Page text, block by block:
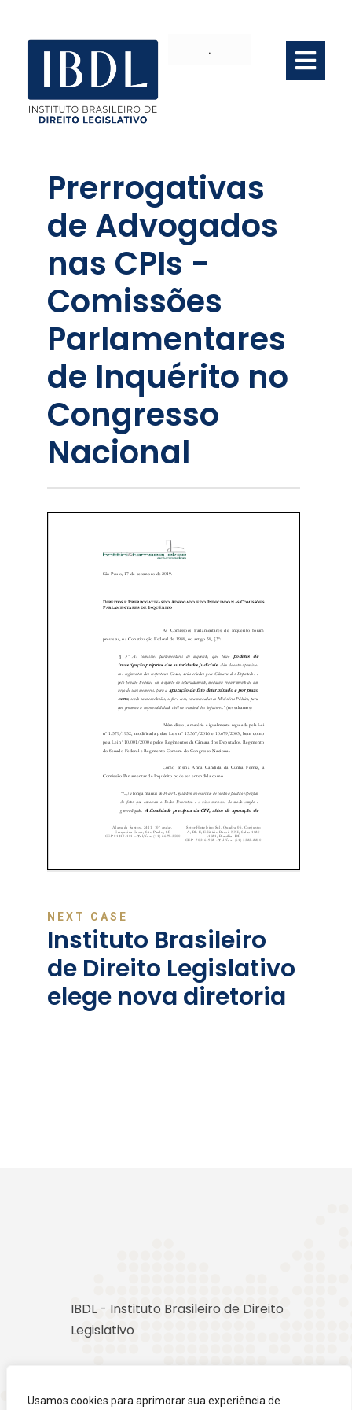
Usamos cookies para aprimorar sua experiência de
.
Prerrogativas
de Advogados
nas CPIs -
Comissões
Parlamentares
de Inquérito no
Congresso
Nacional
NEXT CASE
Instituto Brasileiro
de Direito Legislativo
elege nova diretoria
IBDL - Instituto Brasileiro de Direito
Legislativo